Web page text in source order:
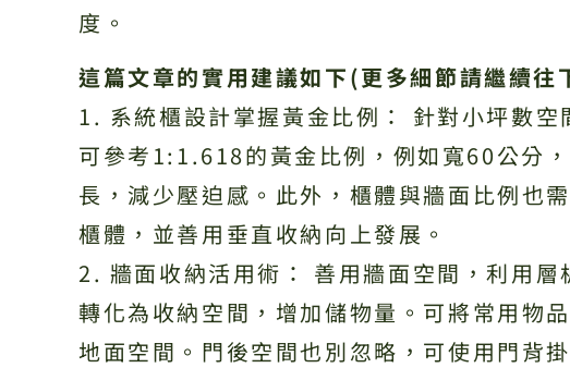
度。
這篇文章的實用建議如下(更多細節請繼續往
1. 系統櫃設計掌握黃金比例： 針對小坪數
可參考1:1.618的黃金比例，例如寬60公分
長，減少壓迫感。此外，櫃體與牆面比例也
櫃體，並善用垂直收納向上發展。
2. 牆面收納活用術： 善用牆面空間，利用
轉化為收納空間，增加儲物量。可將常用物
地面空間。門後空間也別忽略，可使用門背